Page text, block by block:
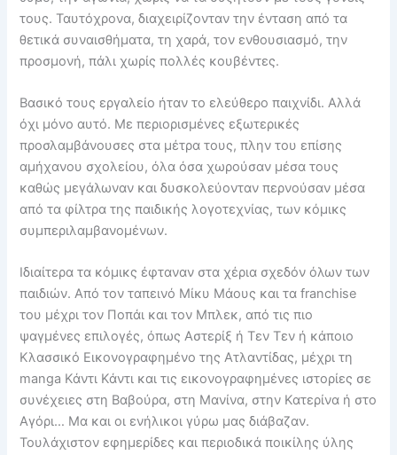
τους. Ταυτόχρονα, διαχειρίζονταν την ένταση από τα
θετικά συναισθήματα, τη χαρά, τον ενθουσιασμό, την
προσμονή, πάλι χωρίς πολλές κουβέντες.
Βασικό τους εργαλείο ήταν το ελεύθερο παιχνίδι. Αλλά
όχι μόνο αυτό. Με περιορισμένες εξωτερικές
προσλαμβάνουσες στα μέτρα τους, πλην του επίσης
αμήχανου σχολείου, όλα όσα χωρούσαν μέσα τους
καθώς μεγάλωναν και δυσκολεύονταν περνούσαν μέσα
από τα φίλτρα της παιδικής λογοτεχνίας, των κόμικς
συμπεριλαμβανομένων.
Ιδιαίτερα τα κόμικς έφταναν στα χέρια σχεδόν όλων των
παιδιών. Από τον ταπεινό Μίκυ Μάους και τα franchise
του μέχρι τον Ποπάι και τον Μπλεκ, από τις πιο
ψαγμένες επιλογές, όπως Αστερίξ ή Τεν Τεν ή κάποιο
Κλασσικό Εικονογραφημένο της Ατλαντίδας, μέχρι τη
manga Κάντι Κάντι και τις εικονογραφημένες ιστορίες σε
συνέχειες στη Βαβούρα, στη Μανίνα, στην Κατερίνα ή στο
Αγόρι… Μα και οι ενήλικοι γύρω μας διάβαζαν.
Τουλάχιστον εφημερίδες και περιοδικά ποικίλης ύλης